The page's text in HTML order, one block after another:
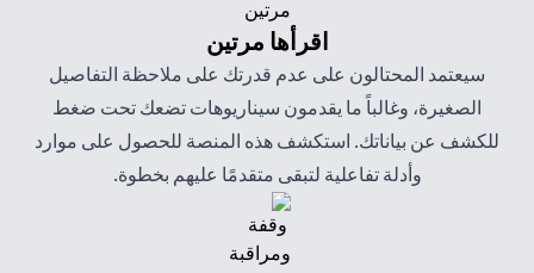
اقرأها مرتين
سيعتمد المحتالون على عدم قدرتك على ملاحظة التفاصيل
الصغيرة، وغالباً ما يقدمون سيناريوهات تضعك تحت ضغط
للكشف عن بياناتك. استكشف هذه المنصة للحصول على موارد
وأدلة تفاعلية لتبقى متقدمًا عليهم بخطوة.